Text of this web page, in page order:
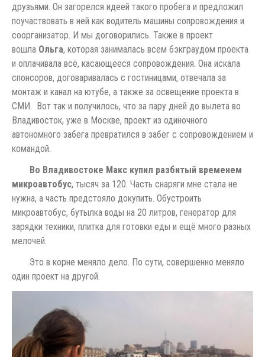
друзьями. Он загорелся идеей такого пробега и предложил
поучаствовать в ней как водитель машины сопровождения и
соорганизатор. И мы договорились. Также в проект
вошла Ольга, которая занималась всем бэкграудом проекта
и оплачивала всё, касающееся сопровождения. Она искала
спонсоров, договаривалась с гостиницами, отвечала за
монтаж и канал на ютубе, а также за освещение проекта в
СМИ. Вот так и получилось, что за пару дней до вылета во
Владивосток, уже в Москве, проект из одиночного
автономного забега превратился в забег с сопровождением и
командой.
Во Владивостоке Макс купил разбитый временем
микроавтобус, тысяч за 120. Часть снаряги мне стала не
нужна, а часть предстояло докупить. Обустроить
микроавтобус, бутылка воды на 20 литров, генератор для
зарядки техники, плитка для готовки еды и ещё много разных
мелочей.
Это в корне меняло дело. По сути, совершенно меняло
один проект на другой.